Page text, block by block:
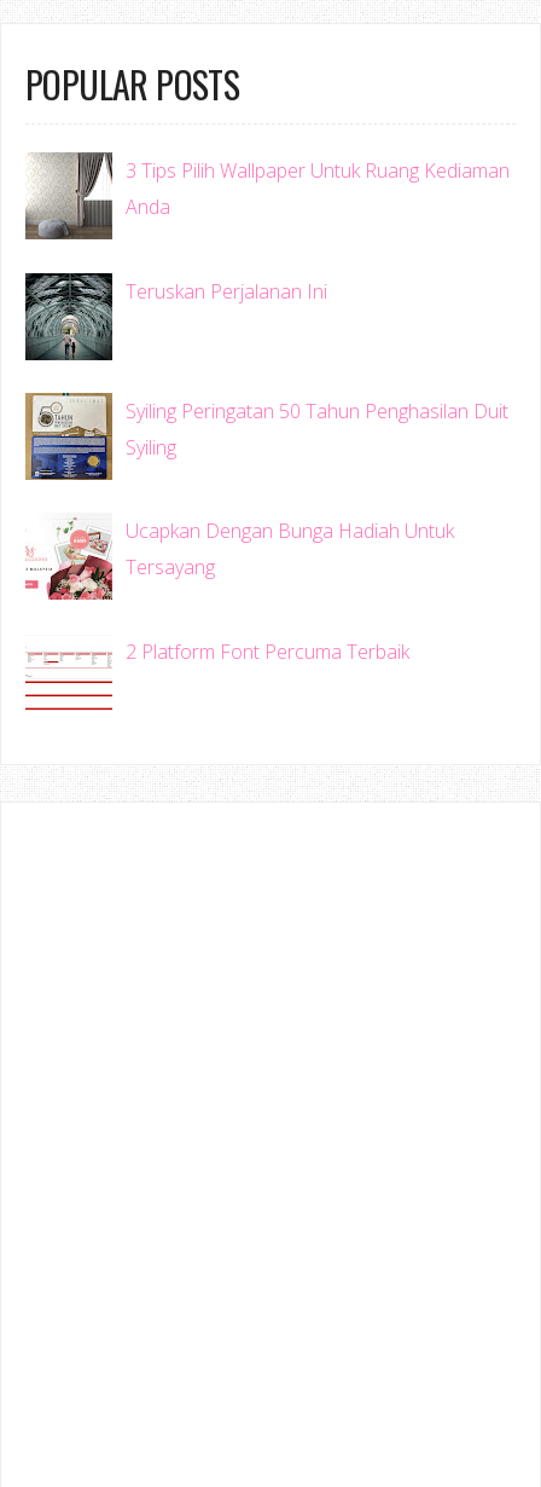
POPULAR POSTS
3 Tips Pilih Wallpaper Untuk Ruang Kediaman
Anda
Teruskan Perjalanan Ini
Syiling Peringatan 50 Tahun Penghasilan Duit
Syiling
Ucapkan Dengan Bunga Hadiah Untuk
Tersayang
2 Platform Font Percuma Terbaik